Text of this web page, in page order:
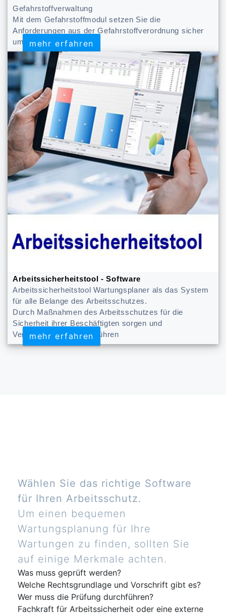
Gefahrstoffverwaltung
Mit dem Gefahrstoffmodul setzen Sie die
Anforderungen aus der Gefahrstoffverordnung sicher
um.
mehr erfahren
mehr erfahren
Arbeitssicherheitstool - Software
Arbeitssicherheitstool Wartungsplaner als das System
für alle Belange des Arbeitsschutzes.
Durch Maßnahmen des Arbeitsschutzes für die
Sicherheit ihrer Beschäftigten sorgen und
Verbesserungen herbeiführen
mehr erfahren
mehr erfahren
Wählen Sie das richtige Software
für Ihren Arbeitsschutz.
Um einen bequemen
Wartungsplanung für Ihre
Wartungen zu finden, sollten Sie
auf einige Merkmale achten.
Was muss geprüft werden?
Welche Rechtsgrundlage und Vorschrift gibt es?
Wer muss die Prüfung durchführen?
Fachkraft für Arbeitssicherheit oder eine externe